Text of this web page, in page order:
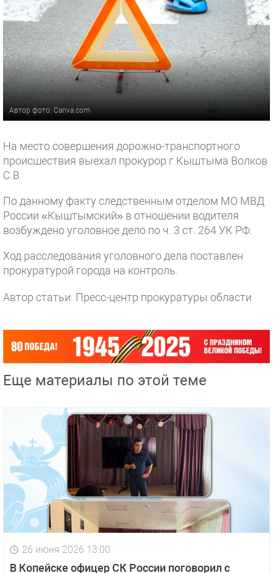
Автор фото: Canva.com
На место совершения дорожно-транспортного
происшествия выехал прокурор г.Кыштыма Волков
С.В.
По данному факту следственным отделом МО МВД
России «Кыштымский» в отношении водителя
возбуждено уголовное дело по ч. 3 ст. 264 УК РФ.
Ход расследования уголовного дела поставлен
прокуратурой города на контроль.
Автор статьи: Пресс-центр прокуратуры области
Еще материалы по этой теме
26 июня 2026 13:00
В Копейске офицер СК России поговорил с